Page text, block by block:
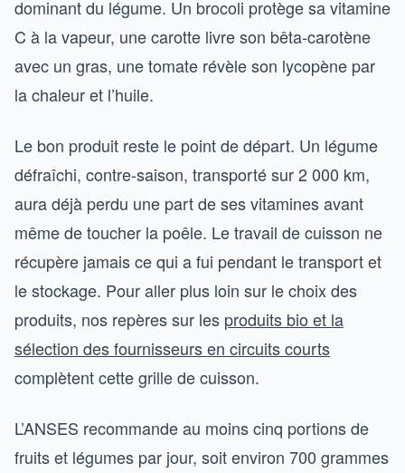
dominant du légume. Un brocoli protège sa vitamine
C à la vapeur, une carotte livre son bêta-carotène
avec un gras, une tomate révèle son lycopène par
la chaleur et l’huile.
Le bon produit reste le point de départ. Un légume
défraîchi, contre-saison, transporté sur 2 000 km,
aura déjà perdu une part de ses vitamines avant
même de toucher la poêle. Le travail de cuisson ne
récupère jamais ce qui a fui pendant le transport et
le stockage. Pour aller plus loin sur le choix des
produits, nos repères sur les produits bio et la
sélection des fournisseurs en circuits courts
complètent cette grille de cuisson.
L’ANSES recommande au moins cinq portions de
fruits et légumes par jour, soit environ 700 grammes